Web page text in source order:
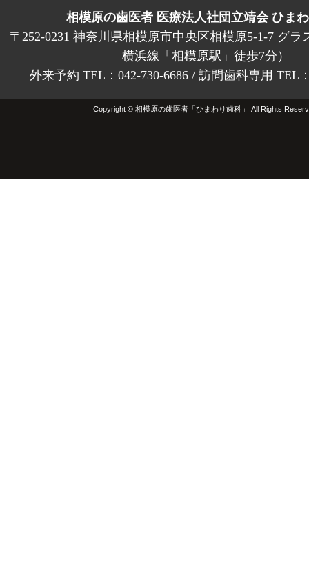
相模原の歯医者 医療法人社団立靖会 ひま
〒252-0231 神奈川県相模原市中央区相模原5-1-7 グラ
横浜線「相模原駅」徒歩7分）
外来予約 TEL：042-730-6686 / 訪問歯科専用 TEL
Copyright © 相模原の歯医者「ひまわり歯科」 All Rights